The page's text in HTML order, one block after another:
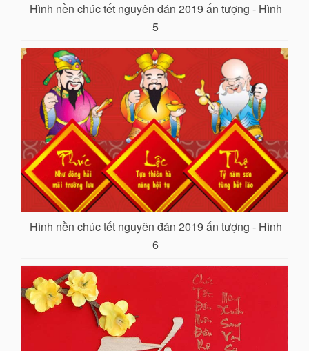
Hình nền chúc tết nguyên đán 2019 ấn tượng - Hình
5
Hình nền chúc tết nguyên đán 2019 ấn tượng - Hình
6